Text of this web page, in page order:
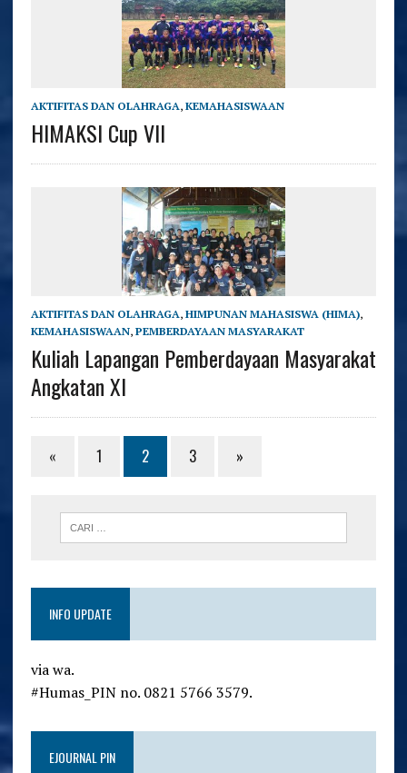
AKTIFITAS DAN OLAHRAGA, KEMAHASISWAAN
HIMAKSI Cup VII
AKTIFITAS DAN OLAHRAGA, HIMPUNAN MAHASISWA (HIMA),
KEMAHASISWAAN, PEMBERDAYAAN MASYARAKAT
Kuliah Lapangan Pemberdayaan Masyarakat
Angkatan XI
« 1 2 3 »
INFO UPDATE
via wa.
#Humas_PIN no. 0821 5766 3579.
EJOURNAL PIN